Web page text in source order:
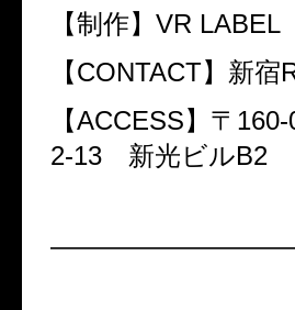
【制作】VR LABEL
【CONTACT】新
【ACCESS】〒
2-13 新光ビルB2